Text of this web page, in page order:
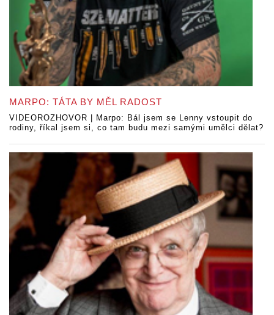
MARPO: TÁTA BY MĚL RADOST
VIDEOROZHOVOR | Marpo: Bál jsem se Lenny vstoupit do
rodiny, říkal jsem si, co tam budu mezi samými umělci dělat?